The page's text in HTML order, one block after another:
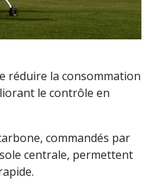
réduire la consommation
le contrôle en
commandés par
centrale, permettent